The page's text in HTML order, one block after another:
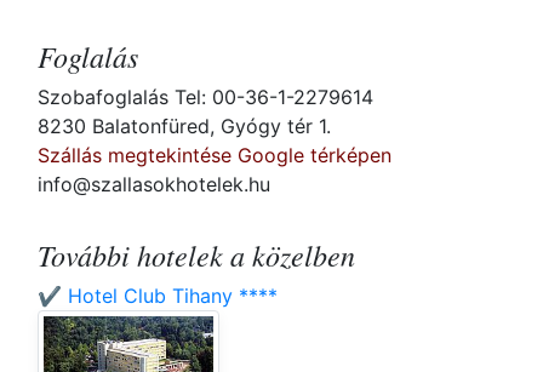
Foglalás
Szobafoglalás Tel: 00-36-1-2279614
8230 Balatonfüred, Gyógy tér 1.
Szállás megtekintése Google térképen
info@szallasokhotelek.hu
További hotelek a közelben
✔️ Hotel Club Tihany ****